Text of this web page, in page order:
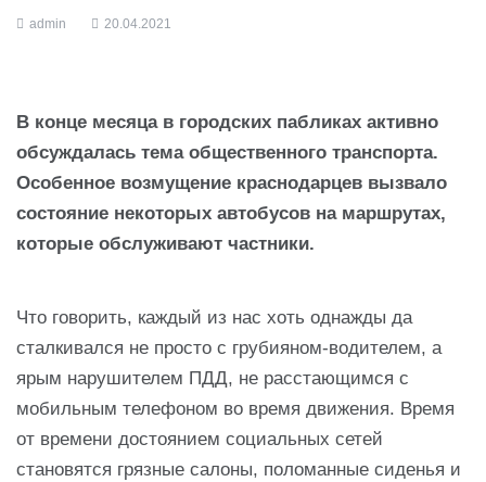
admin 20.04.2021
В конце месяца в городских пабликах активно
обсуждалась тема общественного транспорта.
Особенное возмущение краснодарцев вызвало
состояние некоторых автобусов на маршрутах,
которые обслуживают частники.
Что говорить, каждый из нас хоть однажды да
сталкивался не просто с грубияном-водителем, а
ярым нарушителем ПДД, не расстающимся с
мобильным телефоном во время движения. Время
от времени достоянием социальных сетей
становятся грязные салоны, поломанные сиденья и